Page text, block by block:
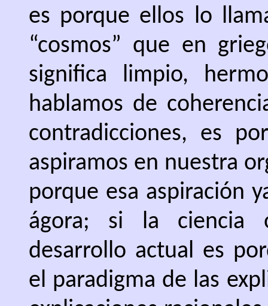
es porque ellos lo
“cosmos” que en
significa limpio,
hablamos de
contradicciones, es
aspiramos en nuestra
porque esa aspiración
ágora; si la ciencia
desarrollo actual es
el paradigma de las